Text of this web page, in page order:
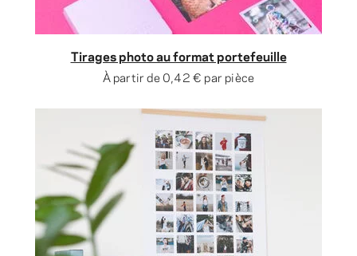
Tirages photo au format portefeuille
À partir de0,42 € par pièce